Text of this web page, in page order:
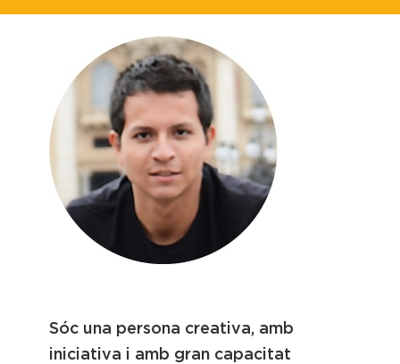
Sóc una persona creativa, amb
iniciativa i amb gran capacitat